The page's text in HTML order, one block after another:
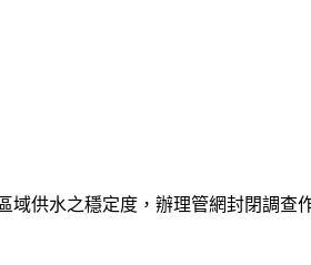
供水之穩定度，辦理管網封閉調查